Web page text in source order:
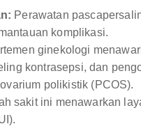
Perawatan
komplikasi.
ginekologi
kontrasepsi, dan
polikistik (PCOS).
sakit ini menawarkan